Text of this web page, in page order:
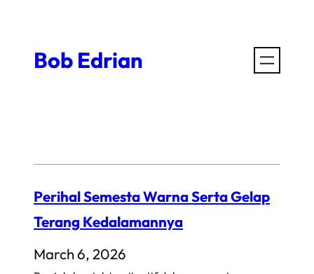
contentBob Edrian
Perihal Semesta Warna Serta Gelap
Terang Kedalamannya
March 6, 2026